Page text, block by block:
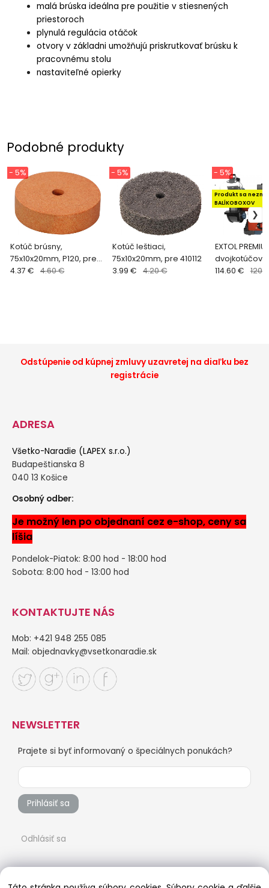
malá brúska ideálna pre použitie v stiesnených
priestoroch
plynulá regulácia otáčok
otvory v základni umožňujú priskrutkovať brúsku k
pracovnému stolu
nastaviteľné opierky
Podobné produkty
Kotúč brúsny,
75x10x20mm, P120, pre
410112
- 5%
4.37 € 4.60 €
Kotúč leštiaci,
75x10x20mm, pre 410112
- 5%
3.99 € 4.20 €
EXTOL
dvojkotúčová
8892120
.
Produkt sa
BALÍKOBOXOV
- 5%
114.60 €
Odstúpenie od kúpnej zmluvy uzavretej na diaľku bez
registrácie
ADRESA
Všetko-Naradie (LAPEX s.r.o.)
Budapeštianska 8
040 13 Košice
Osobný odber:
Je možný len po objednaní cez e-shop, ceny sa
líšia
Pondelok-Piatok: 8:00 hod - 18:00 hod
Sobota: 8:00 hod - 13:00 hod
KONTAKTUJTE NÁS
Mob: +421 948 255 085
Mail: objednavky@vsetkonaradie.sk
NEWSLETTER
Prajete si byť informovaný o špeciálnych ponukách?
Prihlásiť sa
Odhlásiť sa